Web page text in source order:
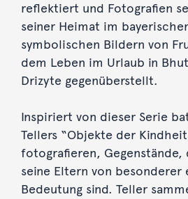
reflektiert und Fotografien
seiner Heimat im
symbolischen Bildern von
dem Leben im Urlaub in
Drizyte gegenüberstellt.
Inspiriert von dieser Serie
Tellers “Objekte der
fotografieren,
seine Eltern von
Bedeutung sind. Teller